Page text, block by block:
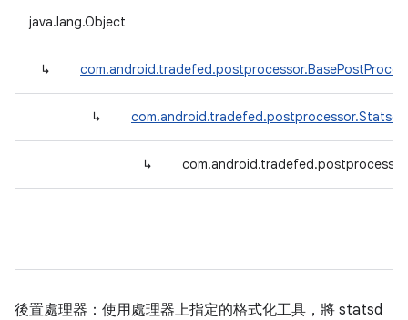
java.lang.Object
↳
↳
↳
後置處理器：使用處理器上指定的格式化工具，將 statsd